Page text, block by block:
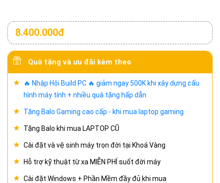
8.400.000đ
Quà tặng và ưu đãi kèm theo
🔥 Nhập Hội Build PC 🔥 giảm ngay 500K khi xây dựng cấu
hình máy tính + nhiều quà tặng hấp dẫn
Tặng Balo Gaming cao cấp - khi mua laptop gaming
Tặng Balo khi mua LAPTOP CŨ
Cài đặt và vệ sinh máy trọn đời tại Khoá Vàng
Hỗ trợ kỹ thuật từ xa MIỄN PHÍ suốt đời máy
Cài đặt Windows + Phần Mềm đầy đủ khi mua